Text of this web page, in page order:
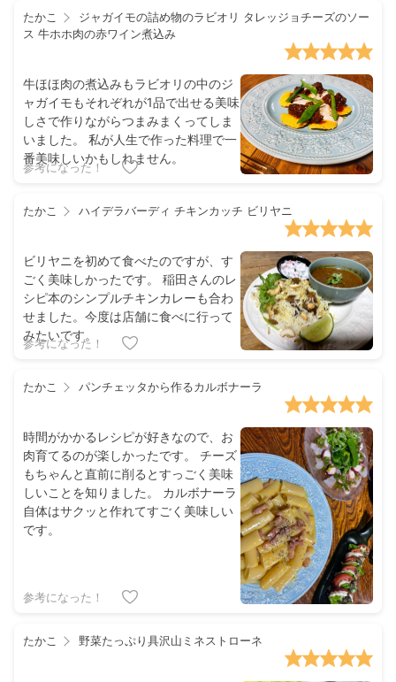
たかこ
ジャガイモの詰め物のラビオリ タレッジョチーズのソー
ス 牛ホホ肉の赤ワイン煮込み
牛ほほ肉の煮込みもラビオリの中のジ
ャガイモもそれぞれが1品で出せる美味
しさで作りながらつまみまくってしま
いました。 私が人生で作った料理で一
番美味しいかもしれません。
参考になった！
たかこ ハイデラバーディ チキンカッチ ビリヤニ
ビリヤニを初めて食べたのですが、す
ごく美味しかったです。 稲田さんのレ
シピ本のシンプルチキンカレーも合わ
せました。今度は店舗に食べに行って
みたいです。
参考になった！
たかこ パンチェッタから作るカルボナーラ
時間がかかるレシピが好きなので、お
肉育てるのが楽しかったです。 チーズ
もちゃんと直前に削るとすっごく美味
しいことを知りました。 カルボナーラ
自体はサクッと作れてすごく美味しい
です。
参考になった！
たかこ 野菜たっぷり具沢山ミネストローネ